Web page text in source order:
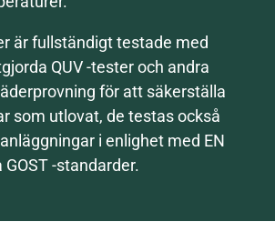
är fullständigt testade med
QUV -tester och andra
för att säkerställa
som utlovat, de testas också
i enlighet med EN
-standarder.